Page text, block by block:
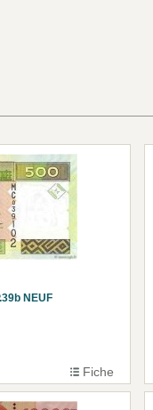
NEUF
Fiche